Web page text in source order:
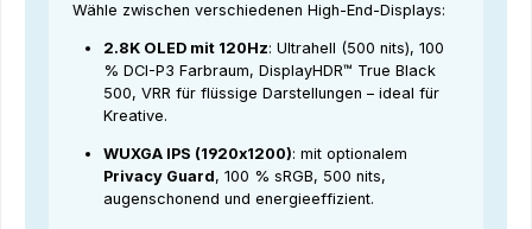
Wähle zwischen verschiedenen High-End-Displays:
2.8K OLED mit 120Hz: Ultrahell (500 nits), 100
% DCI-P3 Farbraum, DisplayHDR™ True Black
500, VRR für flüssige Darstellungen – ideal für
Kreative.
WUXGA IPS (1920x1200): mit optionalem
Privacy Guard, 100 % sRGB, 500 nits,
augenschonend und energieeffizient.